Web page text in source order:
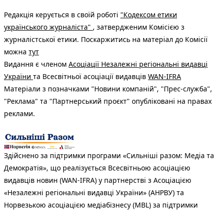
Редакція керується в своїй роботі "Кодексом етики
українського журналіста" , затвердженим Комісією з
журналістської етики. Поскаржитись на матеріал до Комісії
можна тут
Видання є членом Асоціації Незалежні регіональні видавці
України та Всесвітньої асоціації видавців WAN-IFRA
Матеріали з позначками "Новини компаній", "Прес-служба",
"Реклама" та "Партнерський проєкт" опубліковані на правах
реклами.
Здійснено за підтримки програми «Сильніші разом: Медіа та
Демократія», що реалізується Всесвітньою асоціацією
видавців новин (WAN-IFRA) у партнерстві з Асоціацією
«Незалежні регіональні видавці України» (АНРВУ) та
Норвезькою асоціацією медіабізнесу (MBL) за підтримки